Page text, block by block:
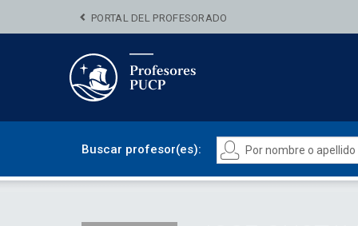
PORTAL DEL PROFESORADO
Buscar profesor(es):